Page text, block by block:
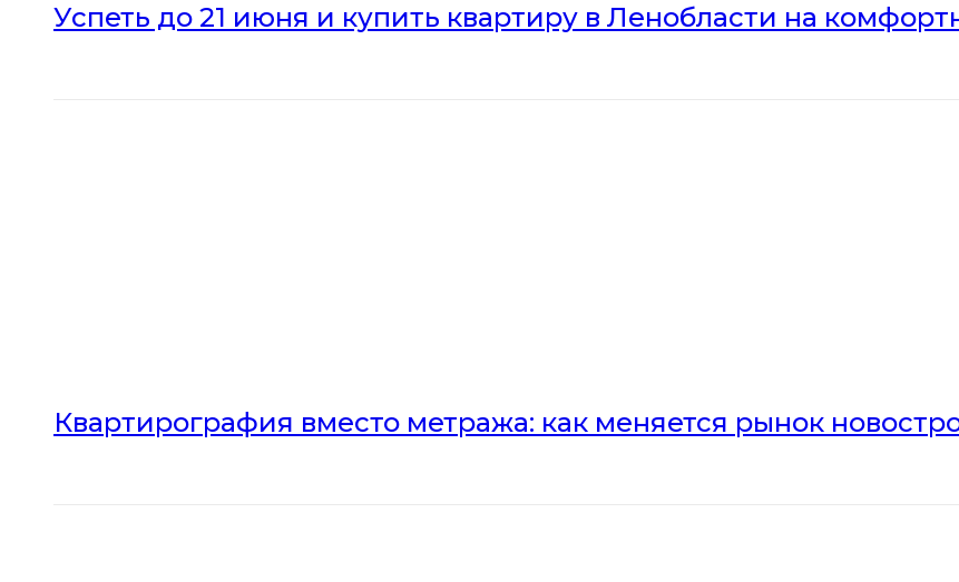
Успеть до 21 июня и купить квартиру в Ленобласти на
Квартирография вместо метража: как меняется рынок